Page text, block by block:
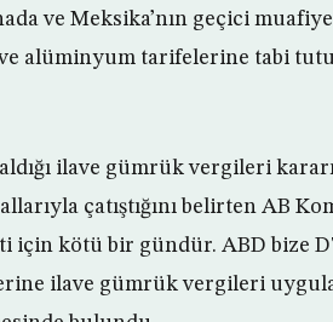
ve Meksika’nın geçici
alüminyum tarifelerine tabi
ilave gümrük vergileri
çatıştığını belirten AB
için kötü bir gündür. ABD bize
ilave gümrük vergileri